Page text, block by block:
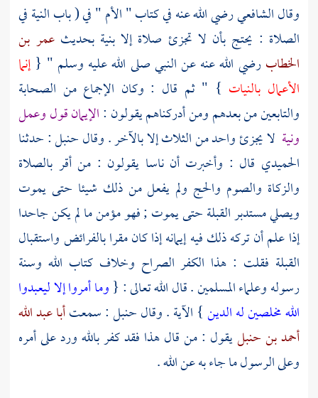
وقالالشافعيرضي الله عنه في كتاب " الأم " في ( باب النية في
الصلاة : يحتج بأن لا تجزئ صلاة إلا بنية بحديثعمر بن
الخطابرضي الله عنه عن النبي صلى الله عليه وسلم " {إنما
الأعمال بالنيات } " ثم قال : وكان الإجماع من الصحابة
والتابعينمن بعدهم ومن أدركناهم يقولون :الإيمان قول وعمل
ونية لا يجزئ واحد من الثلاث إلا بالآخر . وقالحنبل: حدثنا
الحميدي قال : وأخبرت أن ناسا يقولون : من أقر بالصلاة
والزكاة والصوم والحج ولم يفعل من ذلك شيئا حتى يموت
ويصلي مستدبر القبلة حتى يموت ; فهو مؤمن ما لم يكن جاحدا
إذا علم أن تركه ذلك فيه إيمانه إذا كان مقرا بالفرائض واستقبال
القبلة فقلت : هذا الكفر الصراح وخلاف كتاب الله وسنة
رسوله وعلماء المسلمين . قال الله تعالى : {وما أمروا إلا ليعبدوا
الله مخلصين له الدين} الآية . وقالحنبل: سمعتأبا عبد الله
أحمد بن حنبليقول : من قال هذا فقد كفر بالله ورد على أمره
وعلى الرسول ما جاء به عن الله .